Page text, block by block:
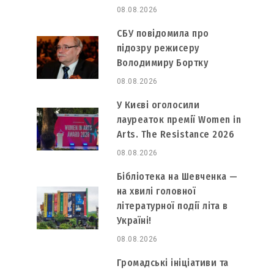
08.08.2026
СБУ повідомила про
підозру режисеру
Володимиру Бортку
08.08.2026
У Києві оголосили
лауреаток премії Women in
Arts. The Resistance 2026
08.08.2026
Бібліотека на Шевченка —
на хвилі головної
літературної події літа в
Україні!
08.08.2026
Громадські ініціативи та